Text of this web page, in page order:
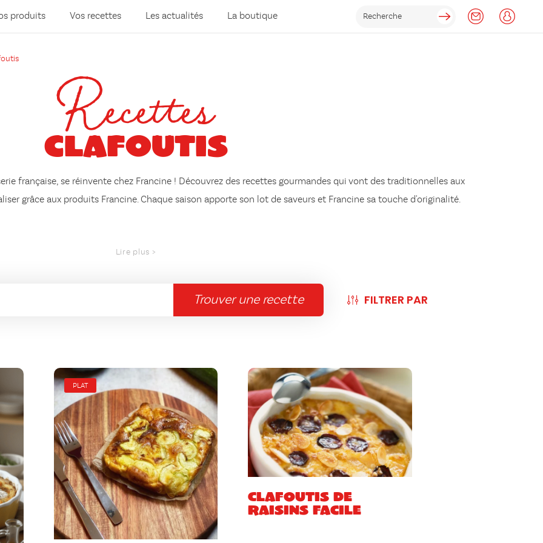
produits Vos recettes Les actualités La boutique
Recettes
Clafoutis
française, se réinvente chez Francine ! Découvrez des recettes gourmandes qui vont des traditionnelles aux
grâce aux produits Francine. Chaque saison apporte son lot de saveurset Francine sa touche d'originalité.
Trouver une recette FILTRER PAR
PLAT
Clafoutis de
raisins facile